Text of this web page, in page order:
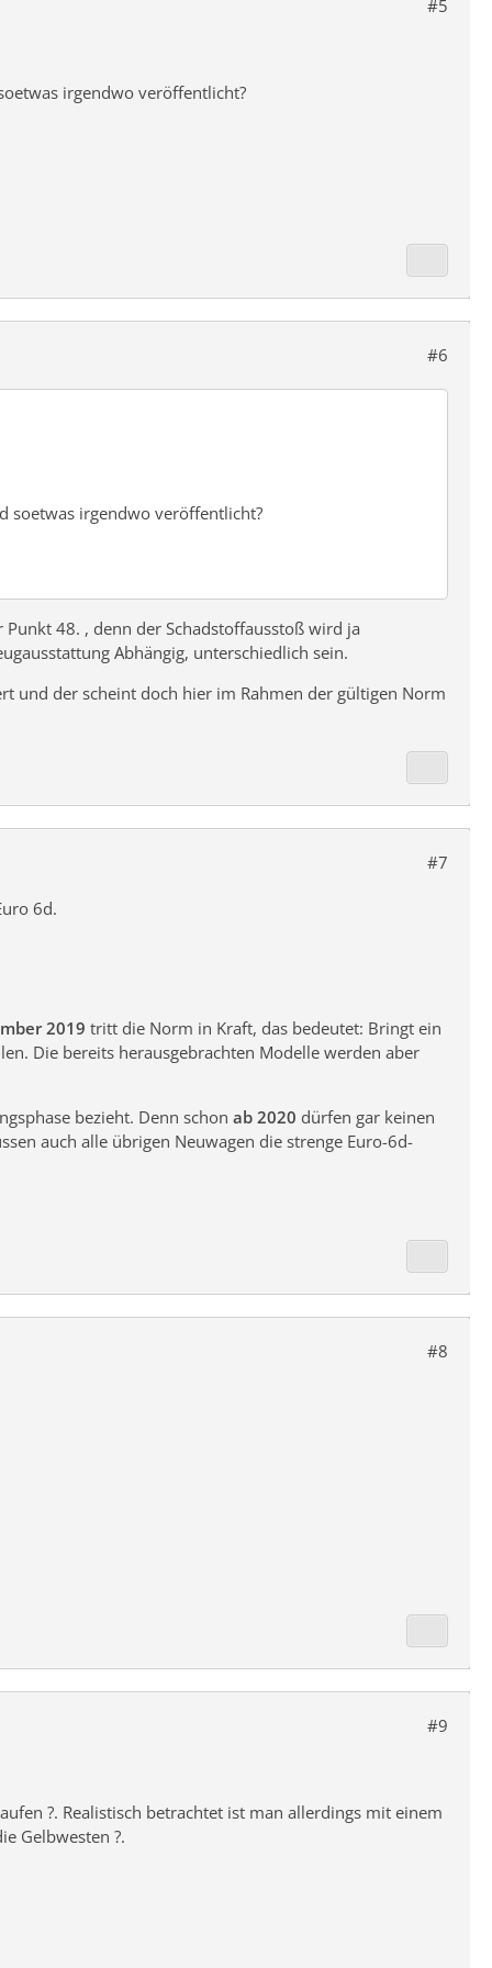
#5
irgendwo veröffentlicht?
#6
soetwas irgendwo veröffentlicht?
48. , denn der Schadstoffausstoß wird ja
Abhängig, unterschiedlich sein.
und der scheint doch hier im Rahmen der gültigen Norm
#7
6d.
2019 tritt die Norm in Kraft, das bedeutet: Bringt ein
Die bereits herausgebrachten Modelle werden aber
bezieht. Denn schon ab 2020 dürfen gar keinen
auch alle übrigen Neuwagen die strenge Euro-6d-
#8
#9
?. Realistisch betrachtet ist man allerdings mit einem
Gelbwesten ?.